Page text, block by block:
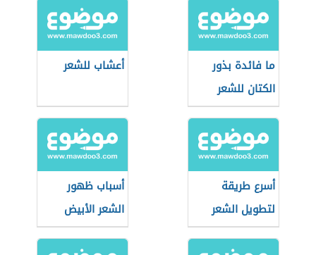
ما فائدة بذور
الكتان للشعر
أعشاب للشعر
أسرع طريقة
لتطويل الشعر
وكثافته
أسباب ظهور
الشعر الأبيض